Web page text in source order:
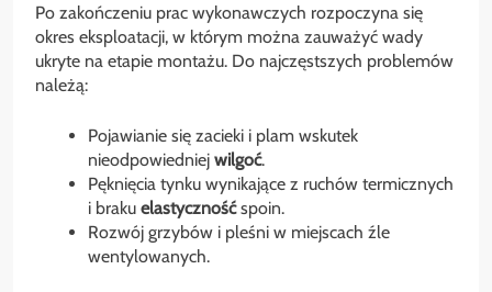
Po zakończeniu prac wykonawczych rozpoczyna się
okres eksploatacji, w którym można zauważyć wady
ukryte na etapie montażu. Do najczęstszych problemów
należą:
Pojawianie się zacieki i plam wskutek
nieodpowiedniej wilgoć.
Pęknięcia tynku wynikające z ruchów termicznych
i braku elastycznośćspoin.
Rozwój grzybów i pleśni w miejscach źle
wentylowanych.